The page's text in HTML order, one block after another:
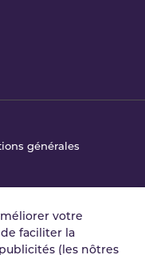
générales
de Sécurité de
votre
faciliter la
(les nôtres